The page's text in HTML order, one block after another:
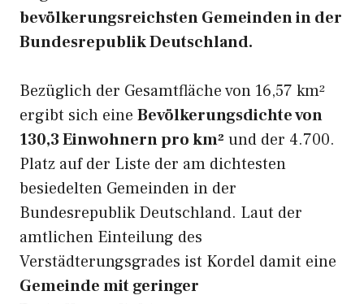
bevölkerungsreichsten Gemeinden in der
Bundesrepublik Deutschland.
Bezüglich der Gesamtfläche von 16,57 km²
ergibt sich eine Bevölkerungsdichte von
130,3 Einwohnern pro km² und der 4.700.
Platz auf der Liste der am dichtesten
besiedelten Gemeinden in der
Bundesrepublik Deutschland. Laut der
amtlichen Einteilung des
Verstädterungsgrades ist Kordel damit eine
Gemeinde mit geringer